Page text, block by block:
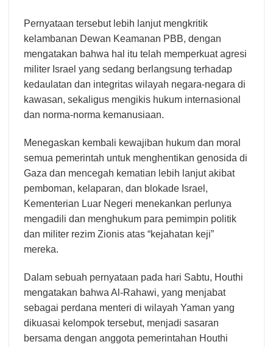
Pernyataan tersebut lebih lanjut mengkritik
kelambanan Dewan Keamanan PBB, dengan
mengatakan bahwa hal itu telah memperkuat agresi
militer Israel yang sedang berlangsung terhadap
kedaulatan dan integritas wilayah negara-negara di
kawasan, sekaligus mengikis hukum internasional
dan norma-norma kemanusiaan.
Menegaskan kembali kewajiban hukum dan moral
semua pemerintah untuk menghentikan genosida di
Gaza dan mencegah kematian lebih lanjut akibat
pemboman, kelaparan, dan blokade Israel,
Kementerian Luar Negeri menekankan perlunya
mengadili dan menghukum para pemimpin politik
dan militer rezim Zionis atas “kejahatan keji”
mereka.
Dalam sebuah pernyataan pada hari Sabtu, Houthi
mengatakan bahwa Al-Rahawi, yang menjabat
sebagai perdana menteri di wilayah Yaman yang
dikuasai kelompok tersebut, menjadi sasaran
bersama dengan anggota pemerintahan Houthi